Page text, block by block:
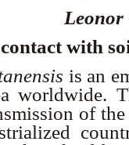
with
is an
worldwide.
of